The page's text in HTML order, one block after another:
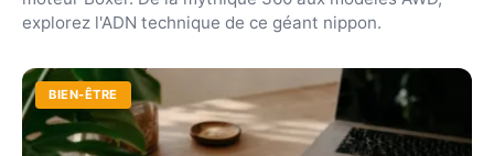
explorez l'ADN technique de ce géant nippon.
BIEN-ÊTRE